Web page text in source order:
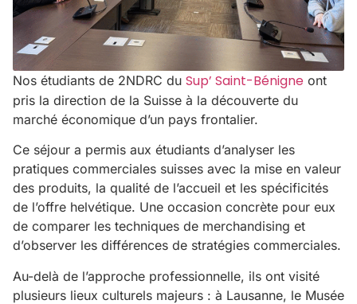
Nos étudiants de 2NDRC du Sup’ Saint-Bénigne ont
pris la direction de la Suisse à la découverte du
marché économique d’un pays frontalier.
Ce séjour a permis aux étudiants d’analyser les
pratiques commerciales suisses avec la mise en valeur
des produits, la qualité de l’accueil et les spécificités
de l’offre helvétique. Une occasion concrète pour eux
de comparer les techniques de merchandising et
d’observer les différences de stratégies commerciales.
Au-delà de l’approche professionnelle, ils ont visité
plusieurs lieux culturels majeurs : à Lausanne, le Musée